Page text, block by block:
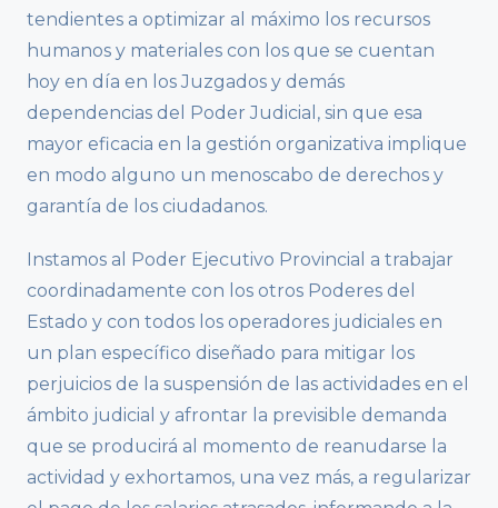
tendientes a optimizar al máximo los recursos
humanos y materiales con los que se cuentan
hoy en día en los Juzgados y demás
dependencias del Poder Judicial, sin que esa
mayor eficacia en la gestión organizativa implique
en modo alguno un menoscabo de derechos y
garantía de los ciudadanos.
Instamos al Poder Ejecutivo Provincial a trabajar
coordinadamente con los otros Poderes del
Estado y con todos los operadores judiciales en
un plan específico diseñado para mitigar los
perjuicios de la suspensión de las actividades en el
ámbito judicial y afrontar la previsible demanda
que se producirá al momento de reanudarse la
actividad y exhortamos, una vez más, a regularizar